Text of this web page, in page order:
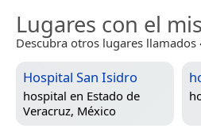
Lugares con el
Descubra otros lugares llamados
Hospital San Isidro
hospital en Estado de
Veracruz, México